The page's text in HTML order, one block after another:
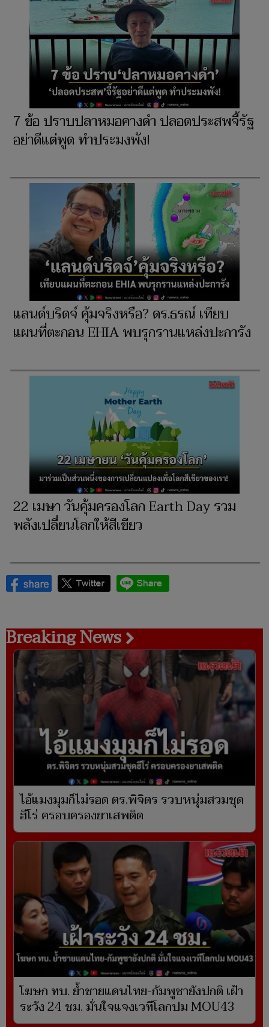
7 ข้อ ปราบปลาหมอคางดำ ปลอดประสพจี้รัฐ
อย่าดีแต่พูด ทำประมงพัง!
แลนด์บริดจ์ คุ้มจริงหรือ? ดร.ธรณ์ เทียบ
แผนที่ตะกอน EHIA พบรุกรานแหล่งปะการัง
22 เมษา วันคุ้มครองโลก Earth Day รวม
พลังเปลี่ยนโลกให้สีเขียว
Breaking News
ไอ้แมงมุมก็ไม่รอด ตร.พิจิตร รวบหนุ่มสวมชุด
ฮีโร่ ครอบครองยาเสพติด
โฆษก ทบ. ย้ำชายแดนไทย-กัมพูชายังปกติ เฝ้า
ระวัง 24 ชม. มั่นใจแจงเวทีโลกปม MOU43